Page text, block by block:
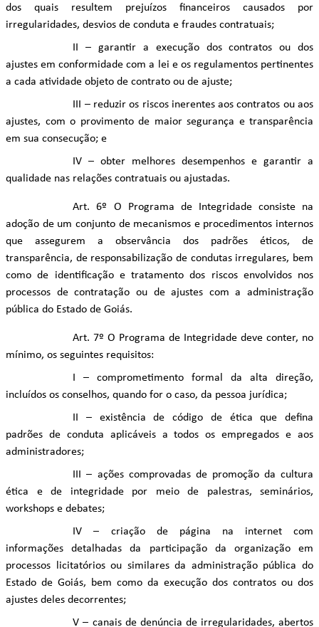
dos quais resultem prejuízos financeiros causados por
irregularidades, desvios de conduta e fraudes contratuais;
II – garantir a execução dos contratos ou dos
ajustes em conformidade com a lei e os regulamentos pertinentes
a cada atividade objeto de contrato ou de ajuste;
III – reduzir os riscos inerentes aos contratos ou aos
ajustes, com o provimento de maior segurança e transparência
em sua consecução; e
IV – obter melhores desempenhos e garantir a
qualidade nas relações contratuais ou ajustadas.
Art. 6º O Programa de Integridade consiste na
adoção de um conjunto de mecanismos e procedimentos internos
que assegurem a observância dos padrões éticos, de
transparência, de responsabilização de condutas irregulares, bem
como de identificação e tratamento dos riscos envolvidos nos
processos de contratação ou de ajustes com a administração
pública do Estado de Goiás.
Art. 7º O Programa de Integridade deve conter, no
mínimo, os seguintes requisitos:
I – comprometimento formal da alta direção,
incluídos os conselhos, quando for o caso, da pessoa jurídica;
II – existência de código de ética que defina
padrões de conduta aplicáveis a todos os empregados e aos
administradores;
III – ações comprovadas de promoção da cultura
ética e de integridade por meio de palestras, seminários,
workshops e debates;
IV – criação de página na internet com
informações detalhadas da participação da organização em
processos licitatórios ou similares da administração pública do
Estado de Goiás, bem como da execução dos contratos ou dos
ajustes deles decorrentes;
V – canais de denúncia de irregularidades, abertos